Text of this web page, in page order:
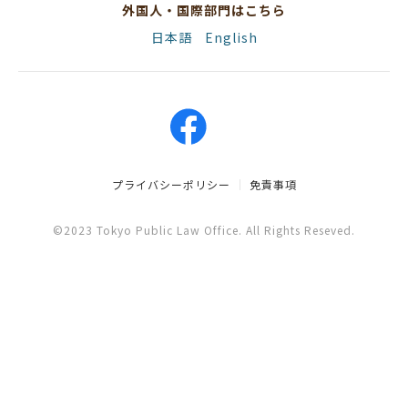
外国人・国際部門はこちら
日本語
English
プライバシーポリシー 免責事項
©2023 Tokyo Public Law Office. All Rights Reseved.